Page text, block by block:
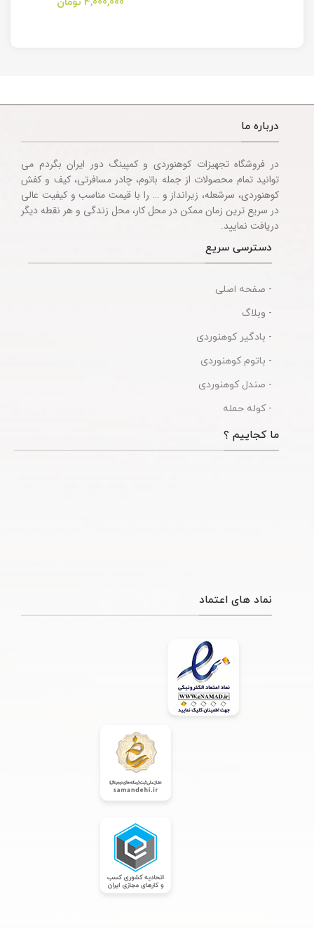
Multitool
درباره ما
در فروشگاه تجهیزات کوهنوردی و کمپینگ دور ایران بگردم می
توانید تمام محصولات از جمله باتوم، چادر مسافرتی، کیف و کفش
کوهنوردی، سرشعله، زیرانداز و … را با قیمت مناسب و کیفیت عالی
در سریع ترین زمان ممکن در محل کار، محل زندگی و هر نقطه دیگر
دریافت نمایید.
دسترسی سریع
- صفحه اصلی
- وبلاگ
- بادگیر کوهنوردی
- باتوم کوهنوردی
- صندل کوهنوردی
- کوله حمله
ما کجاییم ؟
نماد های اعتماد